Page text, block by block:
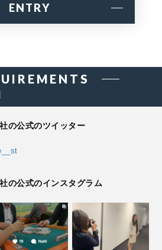
ENTRY
の公式のツイッター
の公式のインスタグラム